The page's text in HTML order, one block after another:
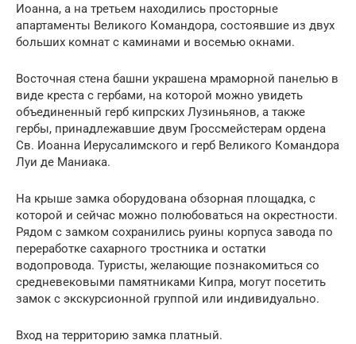
Иоанна, а на третьем находились просторные
апартаменты Великого Командора, состоявшие из двух
больших комнат с каминами и восемью окнами.
Восточная стена башни украшена мраморной панелью в
виде креста с гербами, на которой можно увидеть
объединенный герб кипрских Лузиньянов, а также
гербы, принадлежавшие двум Гроссмейстерам ордена
Св. Иоанна Иерусалимского и герб Великого Командора
Луи де Маниака.
На крыше замка оборудована обзорная площадка, с
которой и сейчас можно полюбоваться на окрестности.
Рядом с замком сохранились руины корпуса завода по
переработке сахарного тростника и остатки
водопровода. Туристы, желающие познакомиться со
средневековыми памятниками Кипра, могут посетить
замок с экскурсионной группой или индивидуально.
Вход на территорию замка платный.